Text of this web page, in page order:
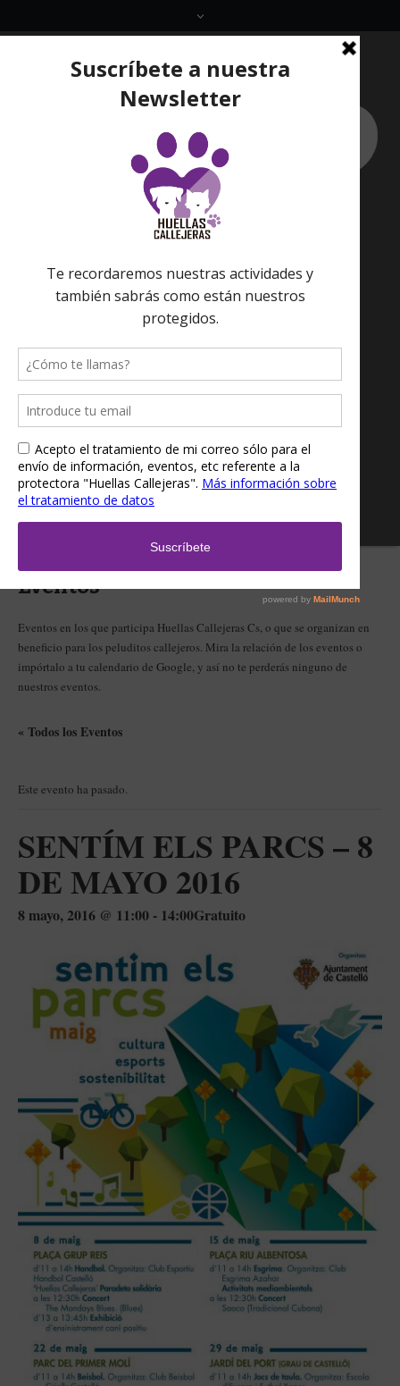
Eventos
Eventos en los que participa Huellas Callejeras Cs, o que se organizan en
beneficio para los peluditos callejeros. Mira la relación de los eventos o
impórtalo a tu calendario de Google, y así no te perderás ninguno de
nuestros eventos.
« Todos los Eventos
Este evento ha pasado.
SENTÍM ELS PARCS – 8
DE MAYO 2016
8 mayo, 2016 @ 11:00 - 14:00Gratuito